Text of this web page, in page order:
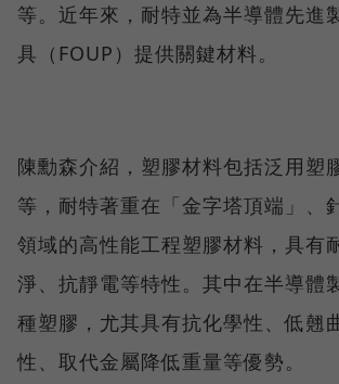
等。近年來，耐特並為半導體先進
具（FOUP）提供關鍵材料。
陳勳森介紹，塑膠材料包括泛用塑
等，耐特著重在「金字塔頂端」、
領域的高性能工程塑膠材料，具有
淨、抗靜電等特性。其中在半導體
種塑膠，尤其具有抗化學性、低翹
性、取代金屬降低重量等優勢。